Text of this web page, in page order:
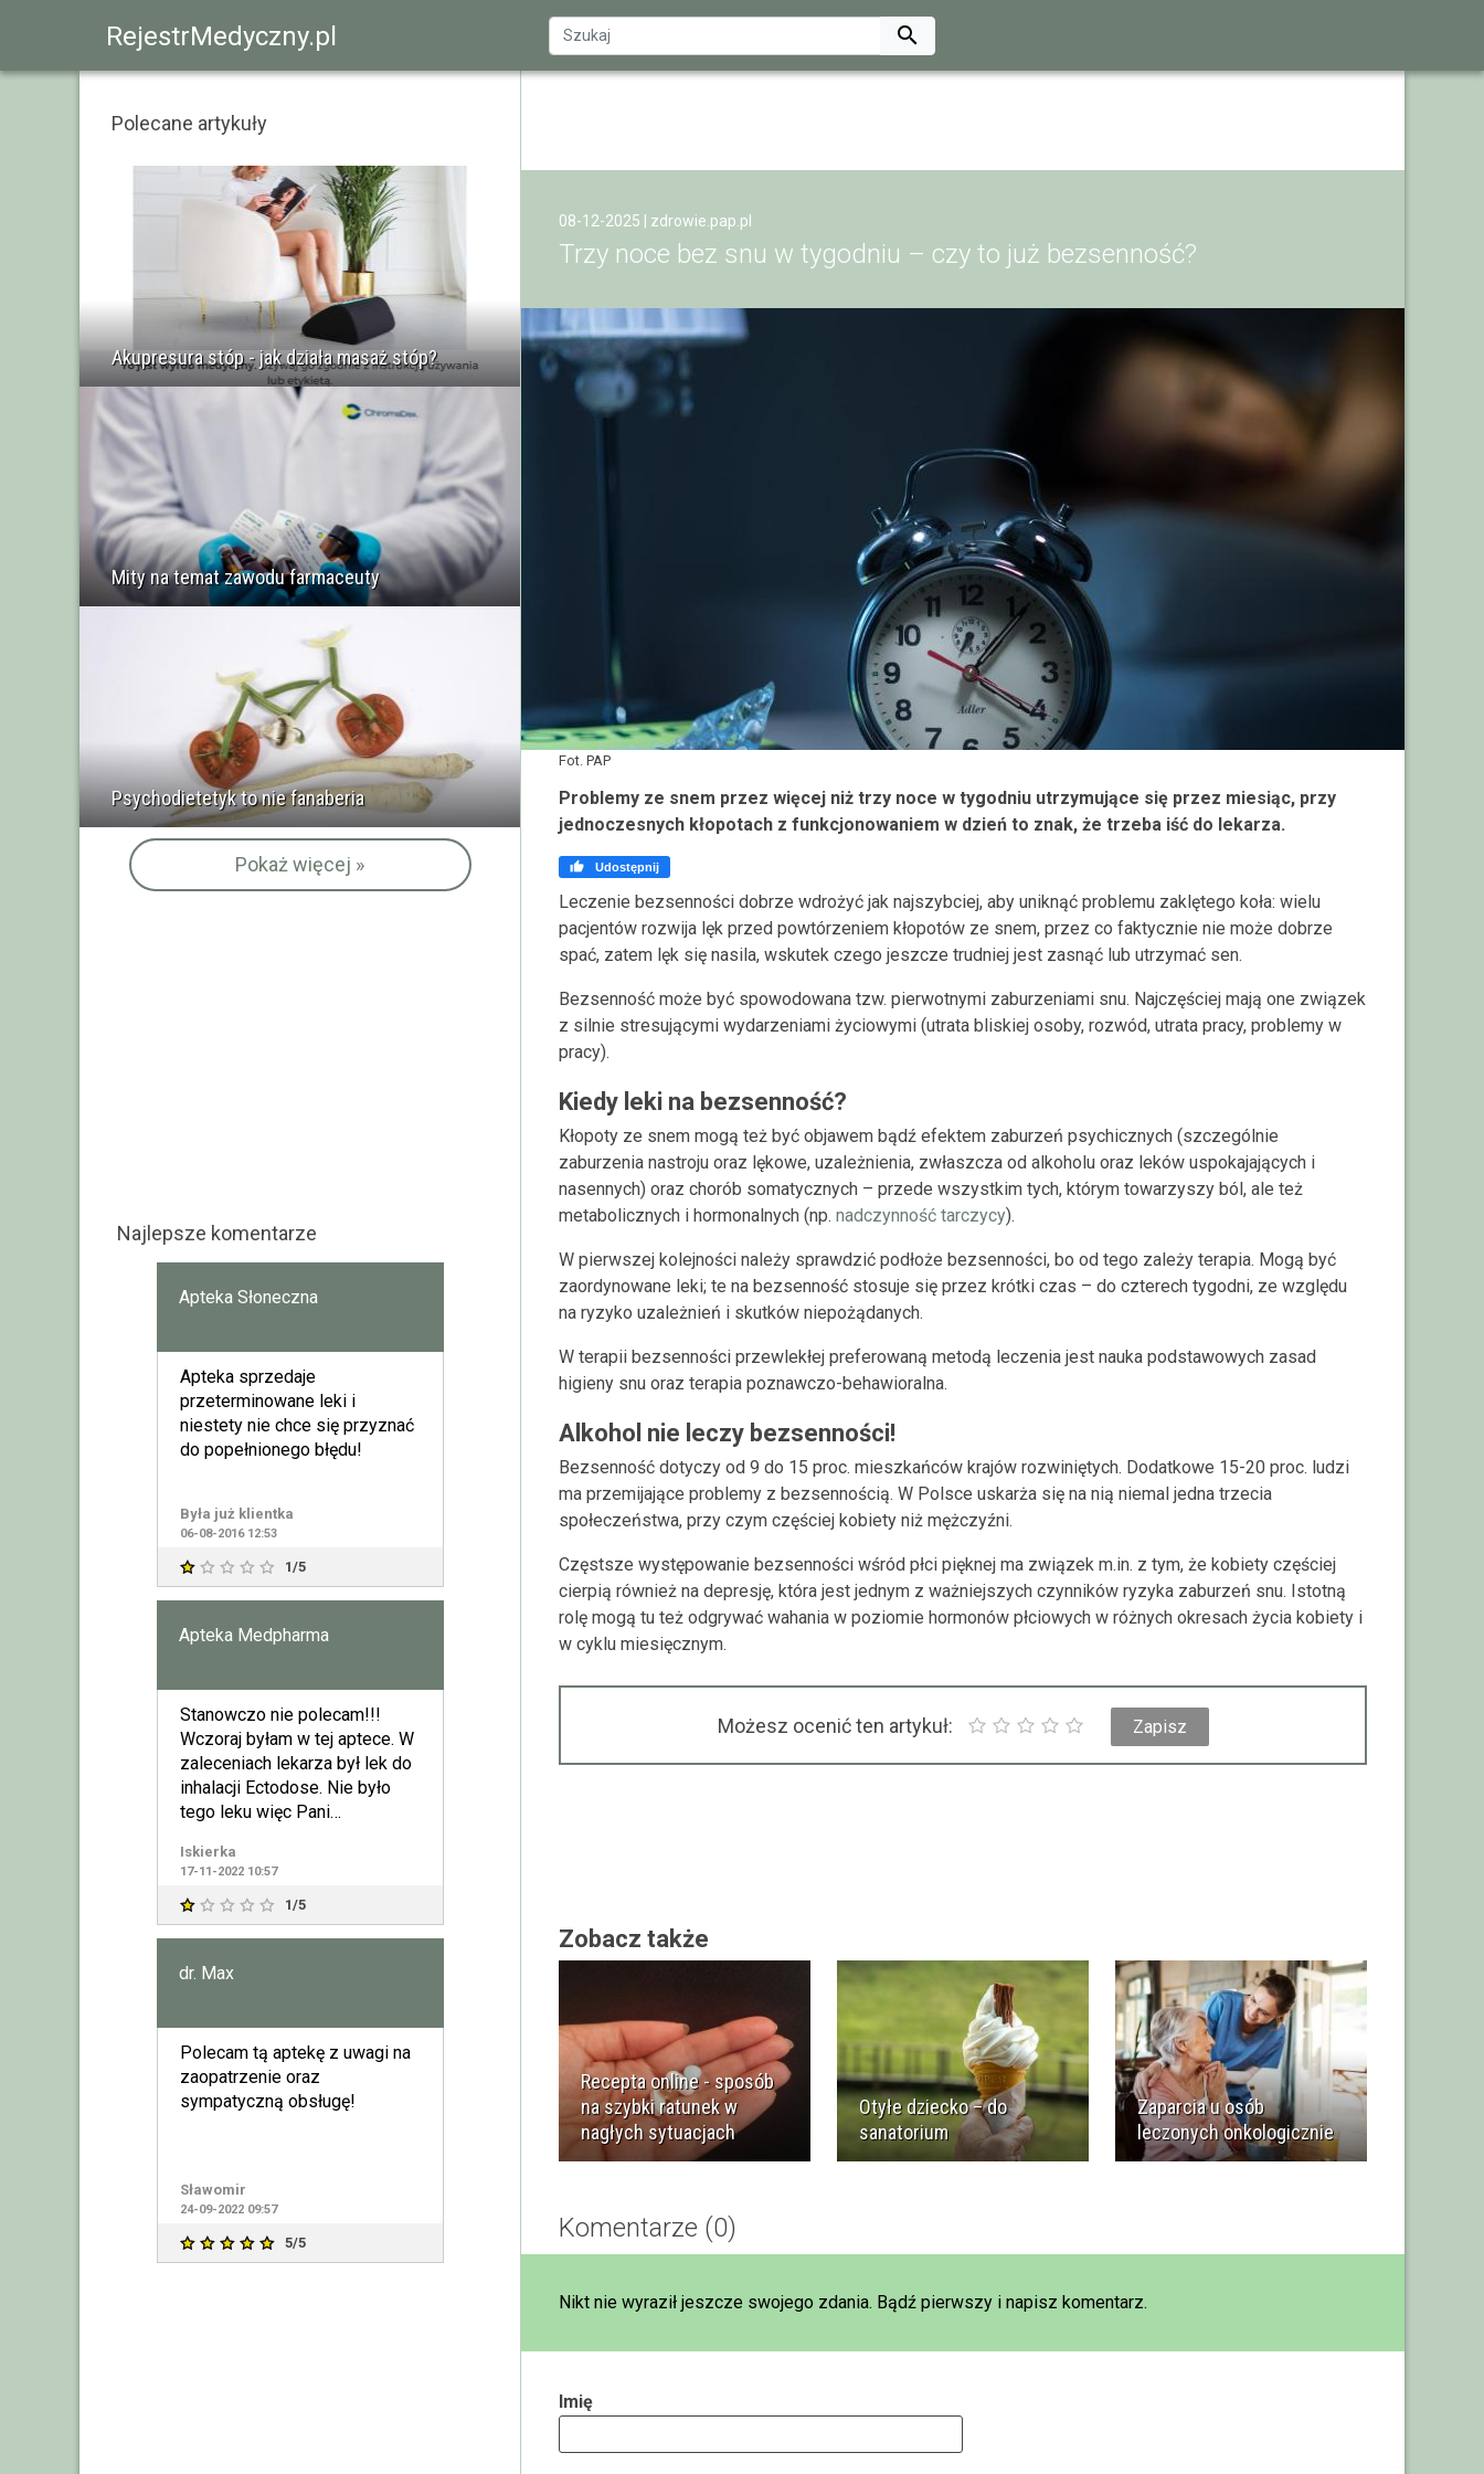
RejestrMedyczny.pl 
08-12-2025 | zdrowie.pap.pl
Trzy noce bez snu w tygodniu – czy to już bezsenność?
Fot. PAP
Problemy ze snem przez więcej niż trzy noce w tygodniu utrzymujące się przez miesiąc, przy
jednoczesnych kłopotach z funkcjonowaniem w dzień to znak, że trzeba iść do lekarza.
 Udostępnij
Leczenie bezsenności dobrze wdrożyć jak najszybciej, aby uniknąć problemu zaklętego koła: wielu
pacjentów rozwija lęk przed powtórzeniem kłopotów ze snem, przez co faktycznie nie może dobrze
spać, zatem lęk się nasila, wskutek czego jeszcze trudniej jest zasnąć lub utrzymać sen.
Bezsenność może być spowodowana tzw. pierwotnymi zaburzeniami snu. Najczęściej mają one związek
z silnie stresującymi wydarzeniami życiowymi (utrata bliskiej osoby, rozwód, utrata pracy, problemy w
pracy).
Kiedy leki na bezsenność?
Kłopoty ze snem mogą też być objawem bądź efektem zaburzeń psychicznych (szczególnie
zaburzenia nastroju oraz lękowe, uzależnienia, zwłaszcza od alkoholu oraz leków uspokajających i
nasennych) oraz chorób somatycznych – przede wszystkim tych, którym towarzyszy ból, ale też
metabolicznych i hormonalnych (np. nadczynność tarczycy).
W pierwszej kolejności należy sprawdzić podłoże bezsenności, bo od tego zależy terapia. Mogą być
zaordynowane leki; te na bezsenność stosuje się przez krótki czas – do czterech tygodni, ze względu
na ryzyko uzależnień i skutków niepożądanych.
W terapii bezsenności przewlekłej preferowaną metodą leczenia jest nauka podstawowych zasad
higieny snu oraz terapia poznawczo-behawioralna.
Alkohol nie leczy bezsenności!
Bezsenność dotyczy od 9 do 15 proc. mieszkańców krajów rozwiniętych. Dodatkowe 15-20 proc. ludzi
ma przemijające problemy z bezsennością. W Polsce uskarża się na nią niemal jedna trzecia
społeczeństwa, przy czym częściej kobiety niż mężczyźni.
Częstsze występowanie bezsenności wśród płci pięknej ma związek m.in. z tym, że kobiety częściej
cierpią również na depresję, która jest jednym z ważniejszych czynników ryzyka zaburzeń snu. Istotną
rolę mogą tu też odgrywać wahania w poziomie hormonów płciowych w różnych okresach życia kobiety i
w cyklu miesięcznym.
Możesz ocenić ten artykuł:
Zobacz także
Recepta online - sposób
na szybki ratunek w
nagłych sytuacjach
Otyłe dziecko – do
sanatorium
Zaparcia u osób
leczonych onkologicznie
Komentarze (0)
Nikt nie wyraził jeszcze swojego zdania. Bądź pierwszy i napisz komentarz.
Imię
Polecane artykuły
Akupresura stóp - jak działa masaż stóp?
Mity na temat zawodu farmaceuty
Psychodietetyk to nie fanaberia
Pokaż więcej »
Najlepsze komentarze
Apteka Słoneczna
Apteka sprzedaje
przeterminowane leki i
niestety nie chce się przyznać
do popełnionego błędu!
Była już klientka
06-08-2016 12:53
1/5
Apteka Medpharma
Stanowczo nie polecam!!!
Wczoraj byłam w tej aptece. W
zaleceniach lekarza był lek do
inhalacji Ectodose. Nie było
tego leku więc Pani
Iskierka
17-11-2022 10:57
1/5
dr. Max
Polecam tą aptekę z uwagi na
zaopatrzenie oraz
sympatyczną obsługę!
Sławomir
24-09-2022 09:57
5/5